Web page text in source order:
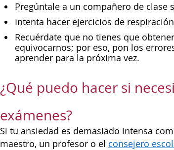
Pregúntale a un compañero de
Intenta hacer ejercicios de
Recuérdate que no tienes que
equivocarnos; por eso, pon los
aprender para la próxima vez.
¿Qué puedo hacer si
exámenes?
Si tu ansiedad es demasiado intensa
maestro, un profesor o el consejero